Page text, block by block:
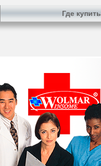
Где купить